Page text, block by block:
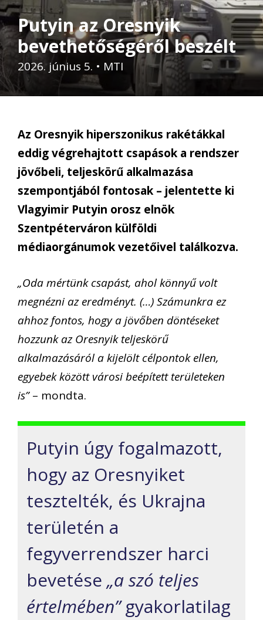
Putyin az Oresnyik
bevethetőségéről beszélt
2026. június 5. • MTI
Az Oresnyik hiperszonikus rakétákkal
eddig végrehajtott csapások a rendszer
jövőbeli, teljeskörű alkalmazása
szempontjából fontosak – jelentette ki
Vlagyimir Putyin orosz elnök
Szentpéterváron külföldi
médiaorgánumok vezetőivel találkozva.
„Oda mértünk csapást, ahol könnyű volt
megnézni az eredményt. (…) Számunkra ez
ahhoz fontos, hogy a jövőben döntéseket
hozzunk az Oresnyik teljeskörű
alkalmazásáról a kijelölt célpontok ellen,
egyebek között városi beépített területeken
is”– mondta.
Putyin úgy fogalmazott,
hogy az Oresnyiket
tesztelték, és Ukrajna
területén a
fegyverrendszer harci
bevetése „a szó teljes
értelmében”gyakorlatilag